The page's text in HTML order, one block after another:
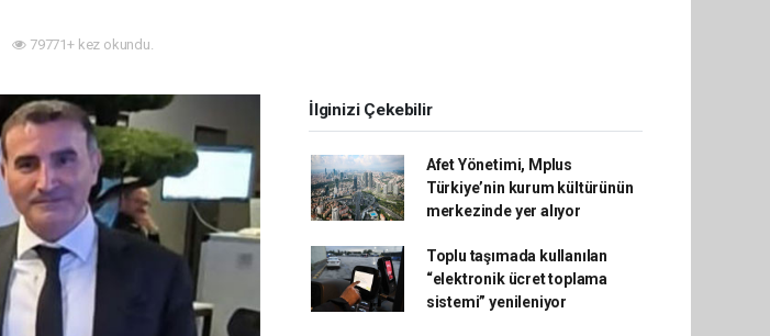
79771+ kez okundu.
İlginizi Çekebilir
Afet Yönetimi, Mplus
Türkiye’nin kurum kültürünün
merkezinde yer alıyor
Toplu taşımada kullanılan
“elektronik ücret toplama
sistemi” yenileniyor